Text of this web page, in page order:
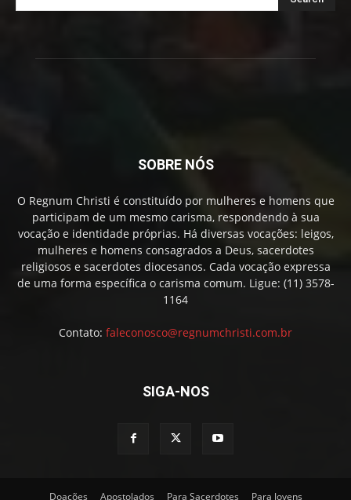
SOBRE NÓS
O Regnum Christi é constituído por mulheres e homens que
participam de um mesmo carisma, respondendo à sua
vocação e identidade próprias. Há diversas vocações: leigos,
mulheres e homens consagrados a Deus, sacerdotes
religiosos e sacerdotes diocesanos. Cada vocação expressa
de uma forma específica o carisma comum. Ligue: (11) 3578-
1164
Contato: faleconosco@regnumchristi.com.br
SIGA-NOS
Doações Apostolados Para Sacerdotes Para Jovens